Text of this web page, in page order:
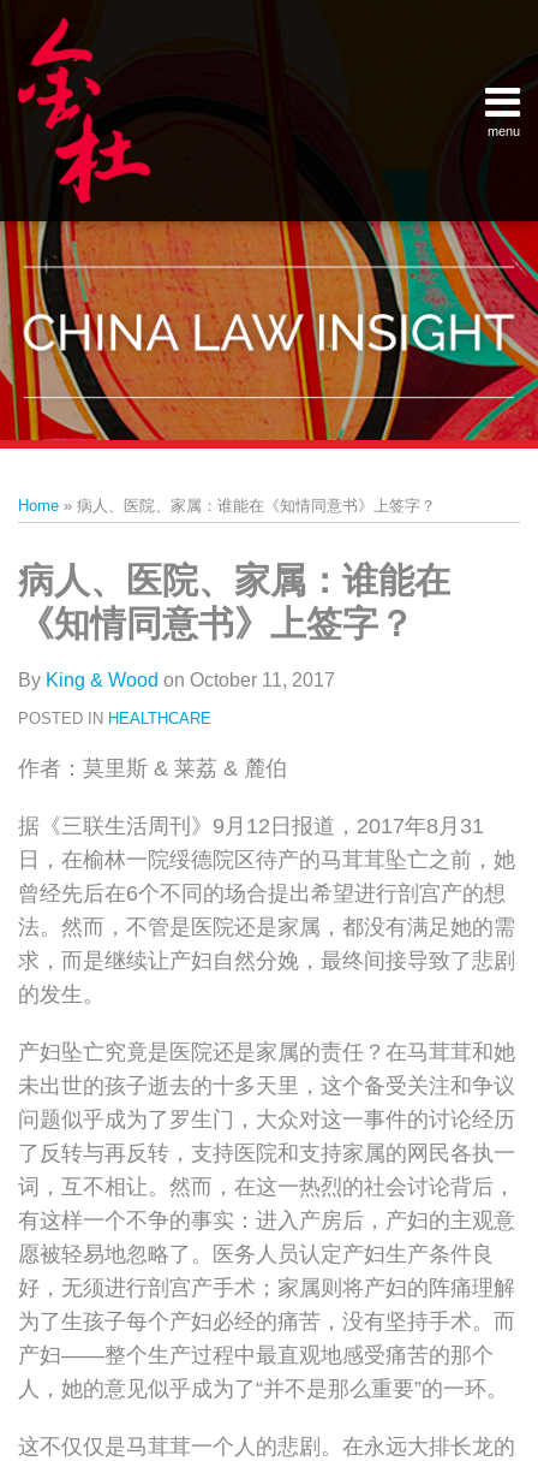
content
menu
Home
- 关于
金杜
Services
- 专业领
域
Contact
- 联系
我们
English
Example Link
China Banking Regulatory
China Insurance Regulatory
China Securities Regulatory
General Administration of Customs
Ministry of Commerce
National Development and Reform
Pacific Rim Advisory Council
State Administration for Industry &
State Administration of Foreign
Supreme People’s Court
World Law Group
RSS
LinkedIn
Weibo
Home » 病人、医院、家属：谁能在《知情同意书》上签字？
病人、医院、家属：谁能在
《知情同意书》上签字？
By King & Wood on October 11, 2017
POSTED IN HEALTHCARE
作者：莫里斯 & 莱荔 & 麓伯
据《三联生活周刊》9月12日报道，2017年8月31
日，在榆林一院绥德院区待产的马茸茸坠亡之前，她
曾经先后在6个不同的场合提出希望进行剖宫产的想
法。然而，不管是医院还是家属，都没有满足她的需
求，而是继续让产妇自然分娩，最终间接导致了悲剧
的发生。
产妇坠亡究竟是医院还是家属的责任？在马茸茸和她
未出世的孩子逝去的十多天里，这个备受关注和争议
问题似乎成为了罗生门，大众对这一事件的讨论经历
了反转与再反转，支持医院和支持家属的网民各执一
词，互不相让。然而，在这一热烈的社会讨论背后，
有这样一个不争的事实：进入产房后，产妇的主观意
愿被轻易地忽略了。医务人员认定产妇生产条件良
好，无须进行剖宫产手术；家属则将产妇的阵痛理解
为了生孩子每个产妇必经的痛苦，没有坚持手术。而
产妇——整个生产过程中最直观地感受痛苦的那个
人，她的意见似乎成为了“并不是那么重要”的一环。
这不仅仅是马茸茸一个人的悲剧。在永远大排长龙的
this
post
this
post
this
post
this
post
on
LinkedIn